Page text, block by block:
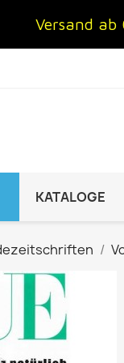
Versand
KATALOGE